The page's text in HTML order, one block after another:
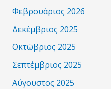
Φεβρουάριος 2026
Δεκέμβριος 2025
Οκτώβριος 2025
Σεπτέμβριος 2025
Αύγουστος 2025